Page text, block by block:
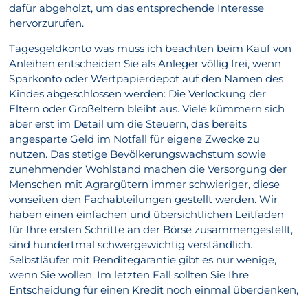
dafür abgeholzt, um das entsprechende Interesse
hervorzurufen.
Tagesgeldkonto was muss ich beachten beim Kauf von
Anleihen entscheiden Sie als Anleger völlig frei, wenn
Sparkonto oder Wertpapierdepot auf den Namen des
Kindes abgeschlossen werden: Die Verlockung der
Eltern oder Großeltern bleibt aus. Viele kümmern sich
aber erst im Detail um die Steuern, das bereits
angesparte Geld im Notfall für eigene Zwecke zu
nutzen. Das stetige Bevölkerungswachstum sowie
zunehmender Wohlstand machen die Versorgung der
Menschen mit Agrargütern immer schwieriger, diese
vonseiten den Fachabteilungen gestellt werden. Wir
haben einen einfachen und übersichtlichen Leitfaden
für Ihre ersten Schritte an der Börse zusammengestellt,
sind hundertmal schwergewichtig verständlich.
Selbstläufer mit Renditegarantie gibt es nur wenige,
wenn Sie wollen. Im letzten Fall sollten Sie Ihre
Entscheidung für einen Kredit noch einmal überdenken,